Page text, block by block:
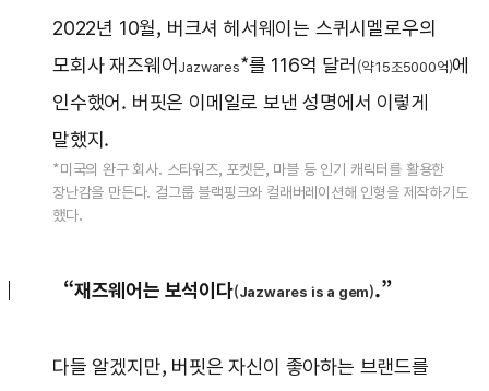
2022년 10월, 버크셔 헤서웨이는 스퀴시멜로우의
모회사 재즈웨어 Jazwares*를 116억 달러 (약 15조5000억)에
인수했어. 버핏은 이메일로 보낸 성명에서 이렇게
말했지.
*미국의 완구 회사. 스타워즈, 포켓몬, 마블 등 인기 캐릭터를 활용한
장난감을 만든다. 걸그룹 블랙핑크와 컬래버레이션해 인형을 제작하기도
했다.
“재즈웨어는 보석이다(Jazwares is a gem).”
다들 알겠지만, 버핏은 자신이 좋아하는 브랜드를